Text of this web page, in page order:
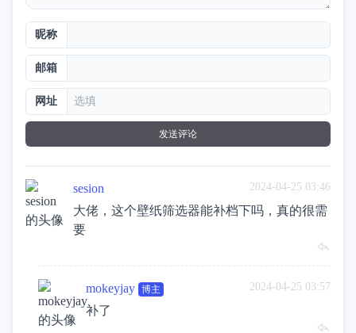
昵称
邮箱
网址
发送评论
2024-04-25 03:46
sesion
大佬，这个壁纸筛选器能补档下吗，真的很需
要
2024-04-25 03:57
mokeyjay 博主
补了